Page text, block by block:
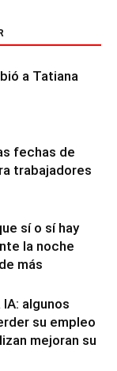
a Tatiana
fechas de
trabajadores
sí o sí hay
la noche
más
algunos
su empleo
mejoran su